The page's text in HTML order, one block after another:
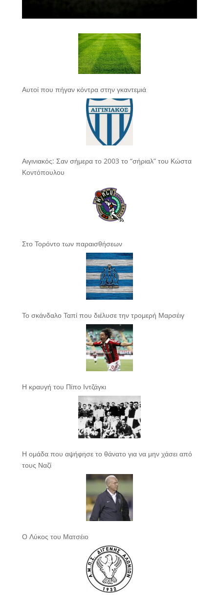
Αυτοί που πήγαν κόντρα στην γκαντεμιά
Αιγινιακός: Σαν σήμερα το 2003 το “σήριαλ” του Κώστα
Κοντόπουλου
Στο Τορόντο των παραισθήσεων
Το σκάνδαλο Ταπί που διέλυσε την τρομερή Μαρσέιγ
Η κραυγή του Πίπο Ιντζάγκι
Η ομάδα που αψήφησε το θάνατο για να μην χάσει από
τους Ναζί
Ο Λύκος του Ματσέιο